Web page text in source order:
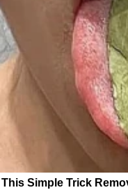
This Simple Trick